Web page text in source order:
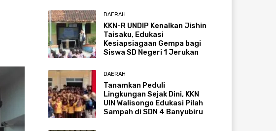
DAERAH
KKN-R UNDIP Kenalkan Jishin
Taisaku, Edukasi
Kesiapsiagaan Gempa bagi
Siswa SD Negeri 1 Jerukan
DAERAH
Tanamkan Peduli
Lingkungan Sejak Dini, KKN
UIN Walisongo Edukasi Pilah
Sampah di SDN 4 Banyubiru